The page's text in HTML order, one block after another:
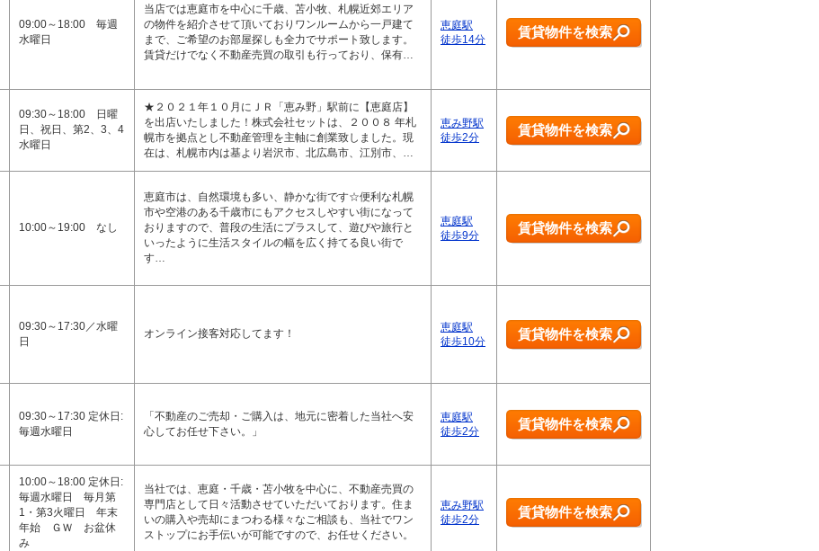
09:00～18:00 毎週
水曜日
当店では恵庭市を中心に千歳、苫小牧、札幌近郊エリア
の物件を紹介させて頂いておりワンルームから一戸建て
まで、ご希望のお部屋探しも全力でサポート致します。
賃貸だけでなく不動産売買の取引も行っており、保有…
恵庭駅
徒歩14分
賃貸物件を検索
09:30～18:00 日曜
日、祝日、第2、3、4
水曜日
★２０２１年１０月にＪＲ「恵み野」駅前に【恵庭店】
を出店いたしました！株式会社セットは、２００８ 年札
幌市を拠点とし不動産管理を主軸に創業致しました。現
在は、札幌市内は基より岩沢市、北広島市、江別市、…
恵み野駅
徒歩2分
賃貸物件を検索
10:00～19:00 なし
恵庭市は、自然環境も多い、静かな街です☆便利な札幌
市や空港のある千歳市にもアクセスしやすい街になって
おりますので、普段の生活にプラスして、遊びや旅行と
いったように生活スタイルの幅を広く持てる良い街で
す…
恵庭駅
徒歩9分
賃貸物件を検索
09:30～17:30／水曜
日
オンライン接客対応してます！
恵庭駅
徒歩10分
賃貸物件を検索
09:30～17:30 定休日:
毎週水曜日
「不動産のご売却・ご購入は、地元に密着した当社へ安
心してお任せ下さい。」
恵庭駅
徒歩2分
賃貸物件を検索
10:00～18:00 定休日:
毎週水曜日 毎月第
1・第3火曜日 年末
年始 ＧＷ お盆休
み
当社では、恵庭・千歳・苫小牧を中心に、不動産売買の
専門店として日々活動させていただいております。住ま
いの購入や売却にまつわる様々なご相談も、当社でワン
ストップにお手伝いが可能ですので、お任せください。
恵み野駅
徒歩2分
賃貸物件を検索